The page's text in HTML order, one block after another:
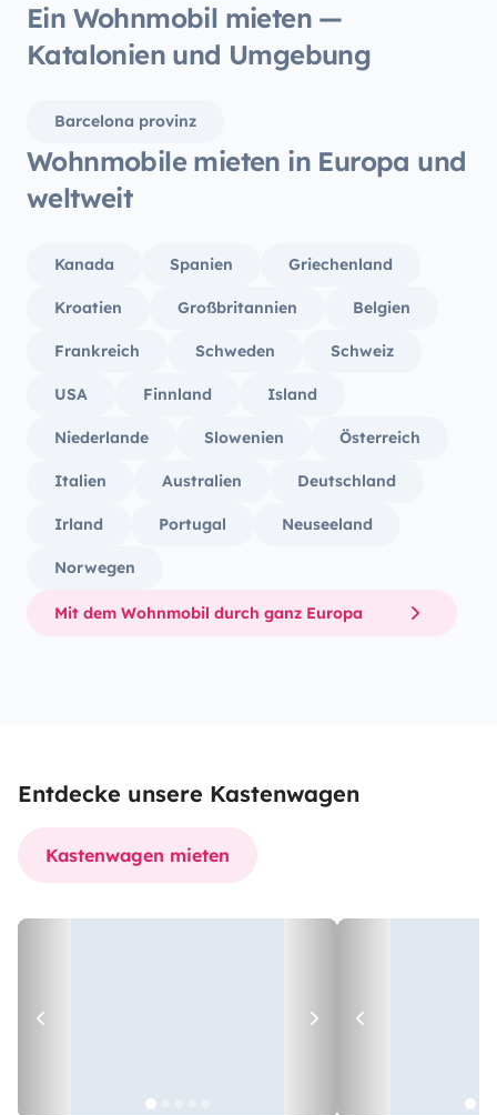
Ein Wohnmobil mieten —
Katalonien und Umgebung
Barcelona provinz
Wohnmobile mieten in Europa und
weltweit
Kanada Spanien Griechenland
Kroatien Großbritannien Belgien
Frankreich Schweden Schweiz
USA Finnland Island
Niederlande Slowenien Österreich
Italien Australien Deutschland
Irland Portugal Neuseeland
Norwegen
Mit dem Wohnmobil durch ganz Europa
Entdecke unsere Kastenwagen
Kastenwagen mieten